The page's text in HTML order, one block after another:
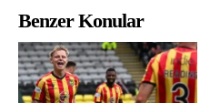
Benzer Konular